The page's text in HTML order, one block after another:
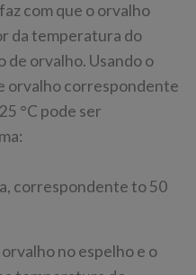
com que o orvalho
da temperatura do
de orvalho. Usando o
orvalho correspondente
°C pode ser
correspondente to 50
no espelho e o